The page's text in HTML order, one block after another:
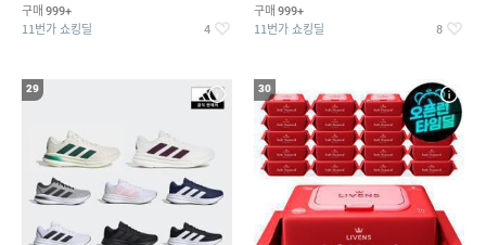
구매 999+
11번가 쇼킹딜 4
구매 999+
11번가 쇼킹딜 8
29 30